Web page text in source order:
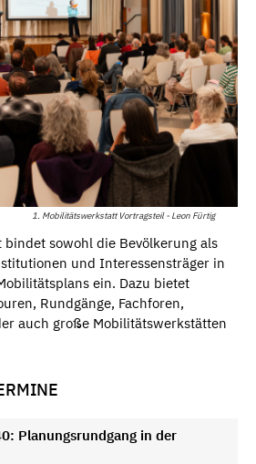
1. Mobilitätswerkstatt Vortragsteil - Leon Fürtig
bindet sowohl die Bevölkerung als
und Interessensträger in
ein. Dazu bietet
Rundgänge, Fachforen,
auch große Mobilitätswerkstätten
Planungsrundgang in der